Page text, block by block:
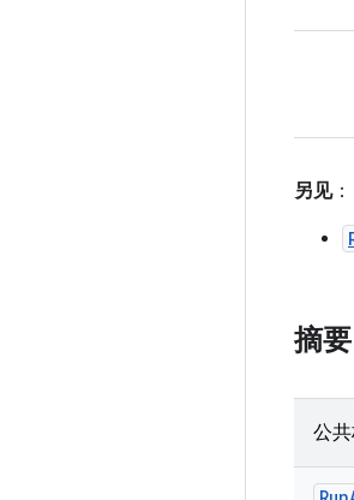
另见：
摘要
公